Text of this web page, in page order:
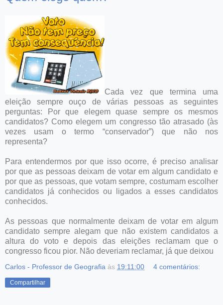
Cada vez que termina uma
eleição sempre ouço de várias pessoas as seguintes
perguntas: Por que elegem quase sempre os mesmos
candidatos? Como elegem um congresso tão atrasado (às
vezes usam o termo “conservador”) que não nos
representa?
Para entendermos por que isso ocorre, é preciso analisar
por que as pessoas deixam de votar em algum candidato e
por que as pessoas, que votam sempre, costumam escolher
candidatos já conhecidos ou ligados a esses candidatos
conhecidos.
As pessoas que normalmente deixam de votar em algum
candidato sempre alegam que não existem candidatos a
altura do voto e depois das eleições reclamam que o
congresso ficou pior. Não deveriam reclamar, já que deixou
Carlos - Professor de Geografia às 19:11:00 4 comentários:
Compartilhar